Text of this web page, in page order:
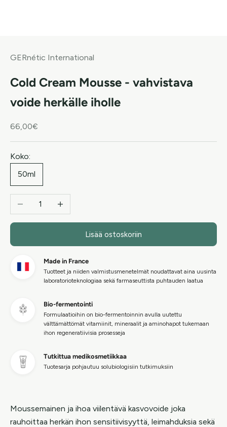
GERnétic International
Cold Cream Mousse - vahvistava
voide herkälle iholle
Alennushinta
66,00€
Koko:
50ml
Vähennä määrääLisää määrää
Lisää ostoskoriin
Made in France
Tuotteet ja niiden valmistusmenetelmät noudattavat aina uusinta
laboratorioteknologiaa sekä farmaseuttista puhtauden laatua
Bio-fermentointi
Formulaatioihin on bio-fermentoinnin avulla uutettu
välttämättömät vitamiinit, mineraalit ja aminohapot tukemaan
ihon regeneratiivisia prosesseja
Tutkittua medikosmetiikkaa
Tuotesarja pohjautuu solubiologisiin tutkimuksiin
Moussemainen ja ihoa viilentävä kasvovoide joka
rauhoittaa herkän ihon sensitiivisyyttä, leimahduksia sekä